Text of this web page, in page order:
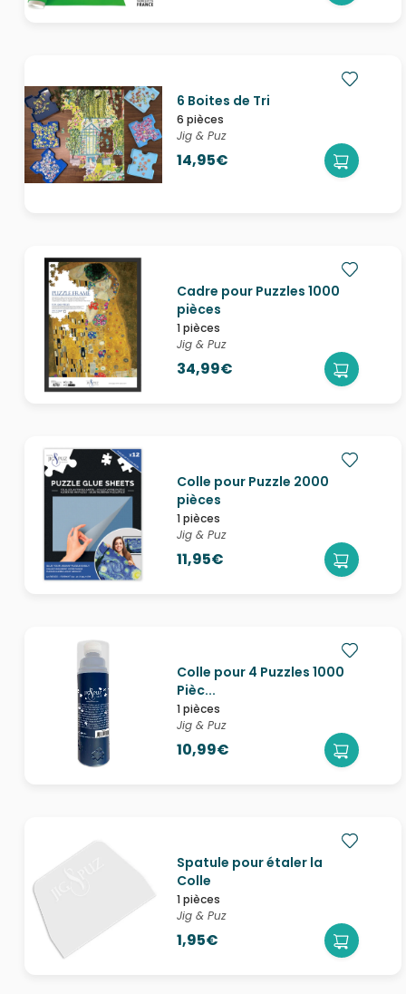
6 Boites de Tri
6 pièces
Jig & Puz
14,95€
Cadre pour Puzzles 1000
pièces
1 pièces
Jig & Puz
34,99€
Colle pour Puzzle 2000
pièces
1 pièces
Jig & Puz
11,95€
Colle pour 4 Puzzles 1000
Pièc...
1 pièces
Jig & Puz
10,99€
Spatule pour étaler la
Colle
1 pièces
Jig & Puz
1,95€